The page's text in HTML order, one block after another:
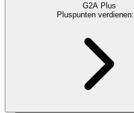
G2A Plus
Pluspunten verdienen: